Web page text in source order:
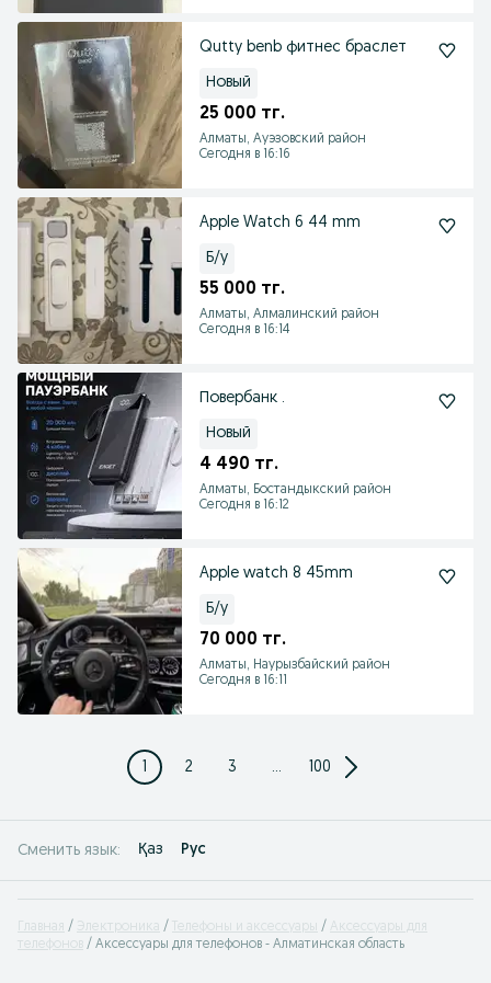
Qutty benb фитнес браслет
Новый
25 000 тг.
Алматы, Ауэзовский район
Сегодня в 16:16
Apple Watch 6 44 mm
Б/у
55 000 тг.
Алматы, Алмалинский район
Сегодня в 16:14
Повербанк .
Новый
4 490 тг.
Алматы, Бостандыкский район
Сегодня в 16:12
Apple watch 8 45mm
Б/у
70 000 тг.
Алматы, Наурызбайский район
Сегодня в 16:11
1 2 3 ... 100
Сменить язык: Қаз Рус
Главная Электроника Телефоны и аксессуары
Аксессуары для
телефонов
Аксессуары для телефонов - Алматинская область